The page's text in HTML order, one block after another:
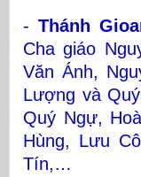
-Thánh
Cha giáo
Văn Ánh,
Lượng và
Quý Ngự,
Hùng, Lưu
Tín,…